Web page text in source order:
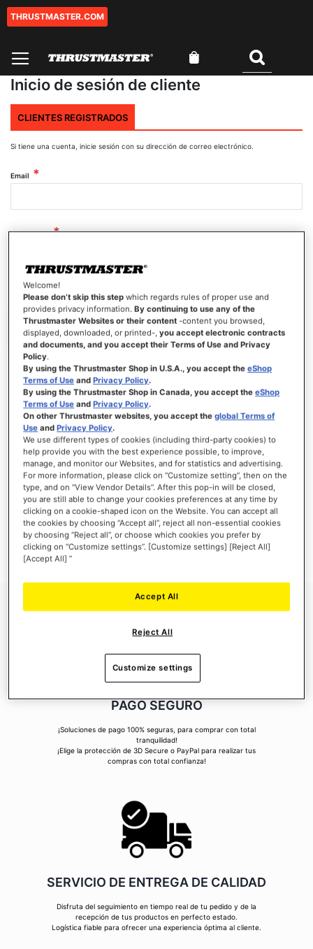
THRUSTMASTER.COM
Inicio de sesión de cliente
CLIENTES REGISTRADOS
Si tiene una cuenta, inicie sesión con su dirección de correo electrónico.
Email
Contraseña
Mostrar contraseña
INICIAR SESIÓN
¿Olvidó su contraseña?
NUEVOS CLIENTES
Crear una cuenta tiene muchos beneficios: Pago más rápido, guardar más de una
dirección, seguimiento de pedidos y mucho más.
CREAR UNA CUENTA
PAGO SEGURO
¡Soluciones de pago 100% seguras, para comprar con total
tranquilidad!
¡Elige la protección de 3D Secure o PayPal para realizar tus
compras con total confianza!
SERVICIO DE ENTREGA DE CALIDAD
Disfruta del seguimiento en tiempo real de tu pedido y de la
recepción de tus productos en perfecto estado.
Logística fiable para ofrecer una experiencia óptima al cliente.
Welcome!
Please don’t skip this step which regards rules of proper use and
provides privacy information.By continuing to use any of the
Thrustmaster Websites or their content -content you browsed,
displayed, downloaded, or printed-,you accept electronic contracts
and documents, and you accept their Terms of Use and Privacy
Policy.
By using the Thrustmaster Shop in U.S.A., you accept theeShop
Terms of Use andPrivacy Policy.
By using the Thrustmaster Shop in Canada, you accept theeShop
Terms of Use andPrivacy Policy.
On other Thrustmaster websites, you accept theglobal Terms of
Use andPrivacy Policy.
We use different types of cookies (including third-party cookies) to
help provide you with the best experience possible, to improve,
manage, and monitor our Websites, and for statistics and advertising.
For more information, please click on “Customize setting”, then on the
type, and on “View Vendor Details”. After this pop-in will be closed,
you are still able to change your cookies preferences at any time by
clicking on a cookie-shaped icon on the Website. You can accept all
the cookies by choosing “Accept all”, reject all non-essential cookies
by choosing “Reject all”, or choose which cookies you prefer by
clicking on “Customize settings”. [Customize settings] [Reject All]
[Accept All] ”
Reject All
Accept All
Customize settings